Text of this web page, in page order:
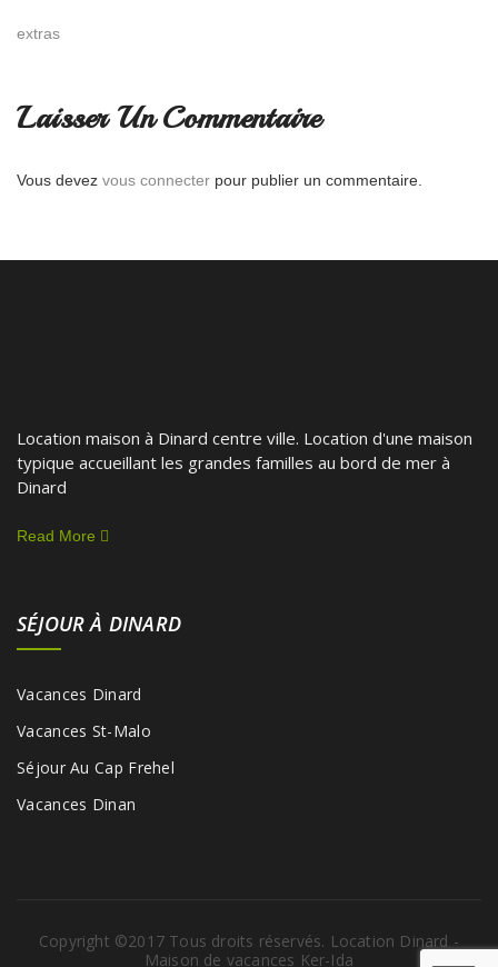
extras
Laisser Un Commentaire
Vous devez vous connecter pour publier un commentaire.
Location maison à Dinard centre ville. Location d'une maison
typique accueillant les grandes familles au bord de mer à
Dinard
Read More
SÉJOUR À DINARD
Vacances Dinard
Vacances St-Malo
Séjour Au Cap Frehel
Vacances Dinan
Copyright ©2017 Tous droits réservés. Location Dinard -
Maison de vacances Ker-Ida